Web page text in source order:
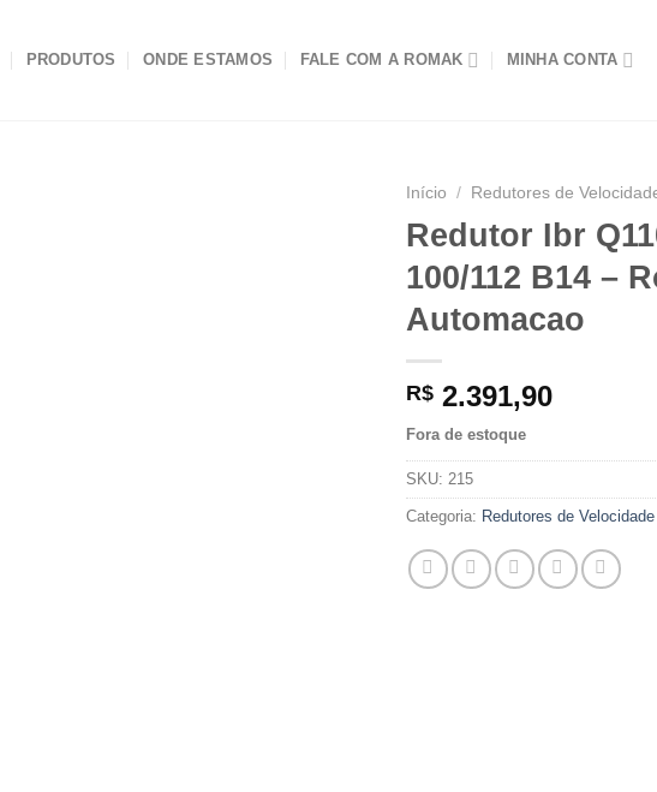
PRODUTOS ONDE ESTAMOS FALE COM A ROMAK MINHA CONTA
Início / Redutores de
Redutor Ibr
100/112 B14 –
Automacao
R$ 2.391,90
Fora de estoque
SKU: 215
Categoria: Redutores de Velocidade